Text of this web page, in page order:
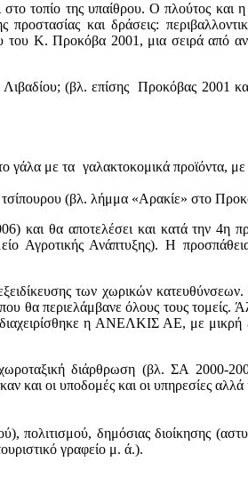
τοπίο της υπαίθρου. Ο πλούτος και
και δράσεις:
του Κ. Προκόβα 2001, μια σειρά από
Λιβαδίου; (βλ. επίσης Προκόβας 2001
γάλα με τα γαλακτοκομικά προϊόντα,
τσίπουρου (βλ. λήμμα «Αρακίε» στο
και θα αποτελέσει και κατά την 4η
Αγροτικής Ανάπτυξης). Η
των χωρικών
που θα περιελάμβανε όλους τους
η ΑΝΕΛΚΙΣ ΑΕ, με μικρή
διάρθρωση (βλ. ΣΑ 2000-
οι υποδομές και οι υπηρεσίες αλλά
πολιτισμού, δημόσιας διοίκησης
γραφείο μ. ά.).